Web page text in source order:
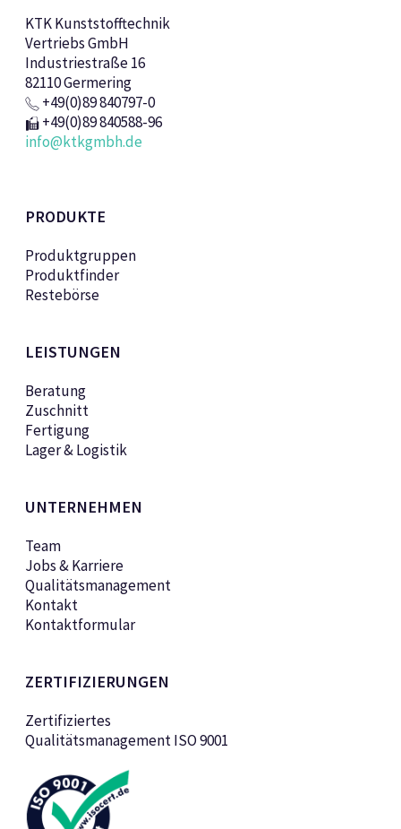
KTK Kunststofftechnik
Vertriebs GmbH
Industriestraße 16
82110 Germering
+49(0)89 840797-0
+49(0)89 840588-96
info@ktkgmbh.de
PRODUKTE
Produktgruppen
Produktfinder
Restebörse
LEISTUNGEN
Beratung
Zuschnitt
Fertigung
Lager & Logistik
UNTERNEHMEN
Team
Jobs & Karriere
Qualitätsmanagement
Kontakt
Kontaktformular
ZERTIFIZIERUNGEN
Zertifiziertes
Qualitätsmanagement ISO 9001